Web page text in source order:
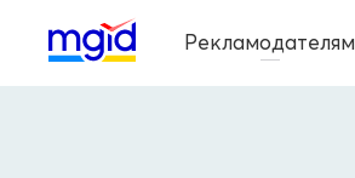
Рекламодателям